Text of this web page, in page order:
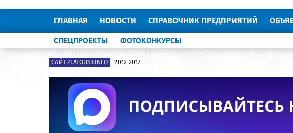
ГЛАВНАЯ НОВОСТИ СПРАВОЧНИК ПРЕДПРИЯТИЙ
СПЕЦПРОЕКТЫ ФОТОКОНКУРСЫ
САЙТ ZLATOUST.INFO 2012-2017